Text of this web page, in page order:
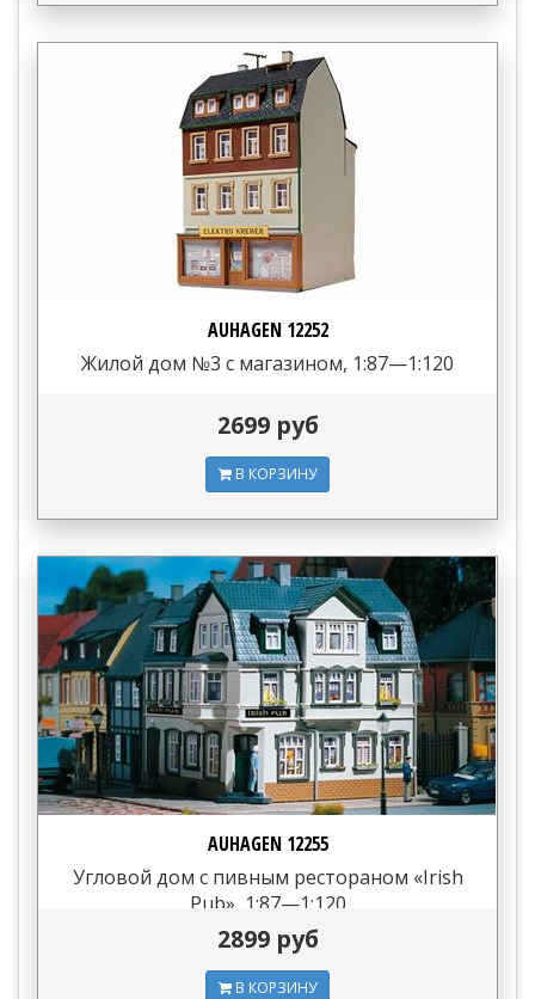
AUHAGEN 12252
Жилой дом №3 с магазином, 1:87—1:120
2699 руб
В КОРЗИНУ
AUHAGEN 12255
Угловой дом с пивным рестораном «Irish
Pub», 1:87—1:120
2899 руб
В КОРЗИНУ